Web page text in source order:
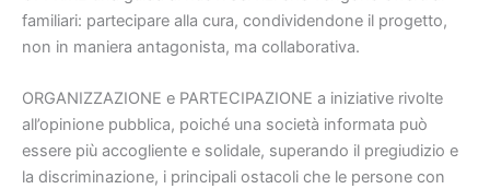
familiari: partecipare alla cura, condividendone il progetto,
non in maniera antagonista, ma collaborativa.
ORGANIZZAZIONE e PARTECIPAZIONE a iniziative rivolte
all’opinione pubblica, poiché una società informata può
essere più accogliente e solidale, superando il pregiudizio e
la discriminazione, i principali ostacoli che le persone con